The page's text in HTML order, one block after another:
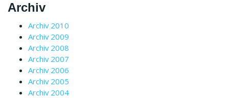
Archiv
Archiv 2010
Archiv 2009
Archiv 2008
Archiv 2007
Archiv 2006
Archiv 2005
Archiv 2004